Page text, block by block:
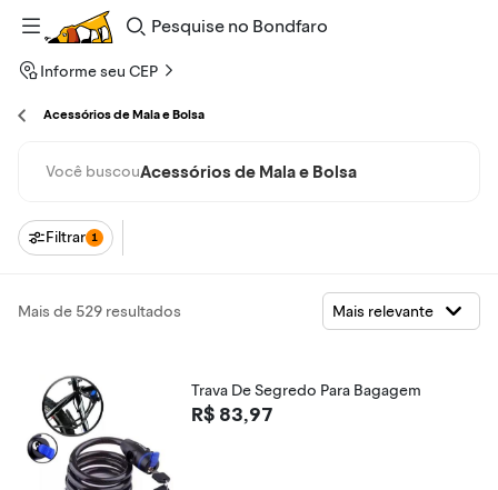
Pesquise
Bondfaro
Informe seu CEP
Acessórios de Mala e Bolsa
Você buscouAcessórios de Mala e Bolsa
Filtrar 1
Mais de 529 resultados
Trava De Segredo Para Bagagem
R$ 83,97